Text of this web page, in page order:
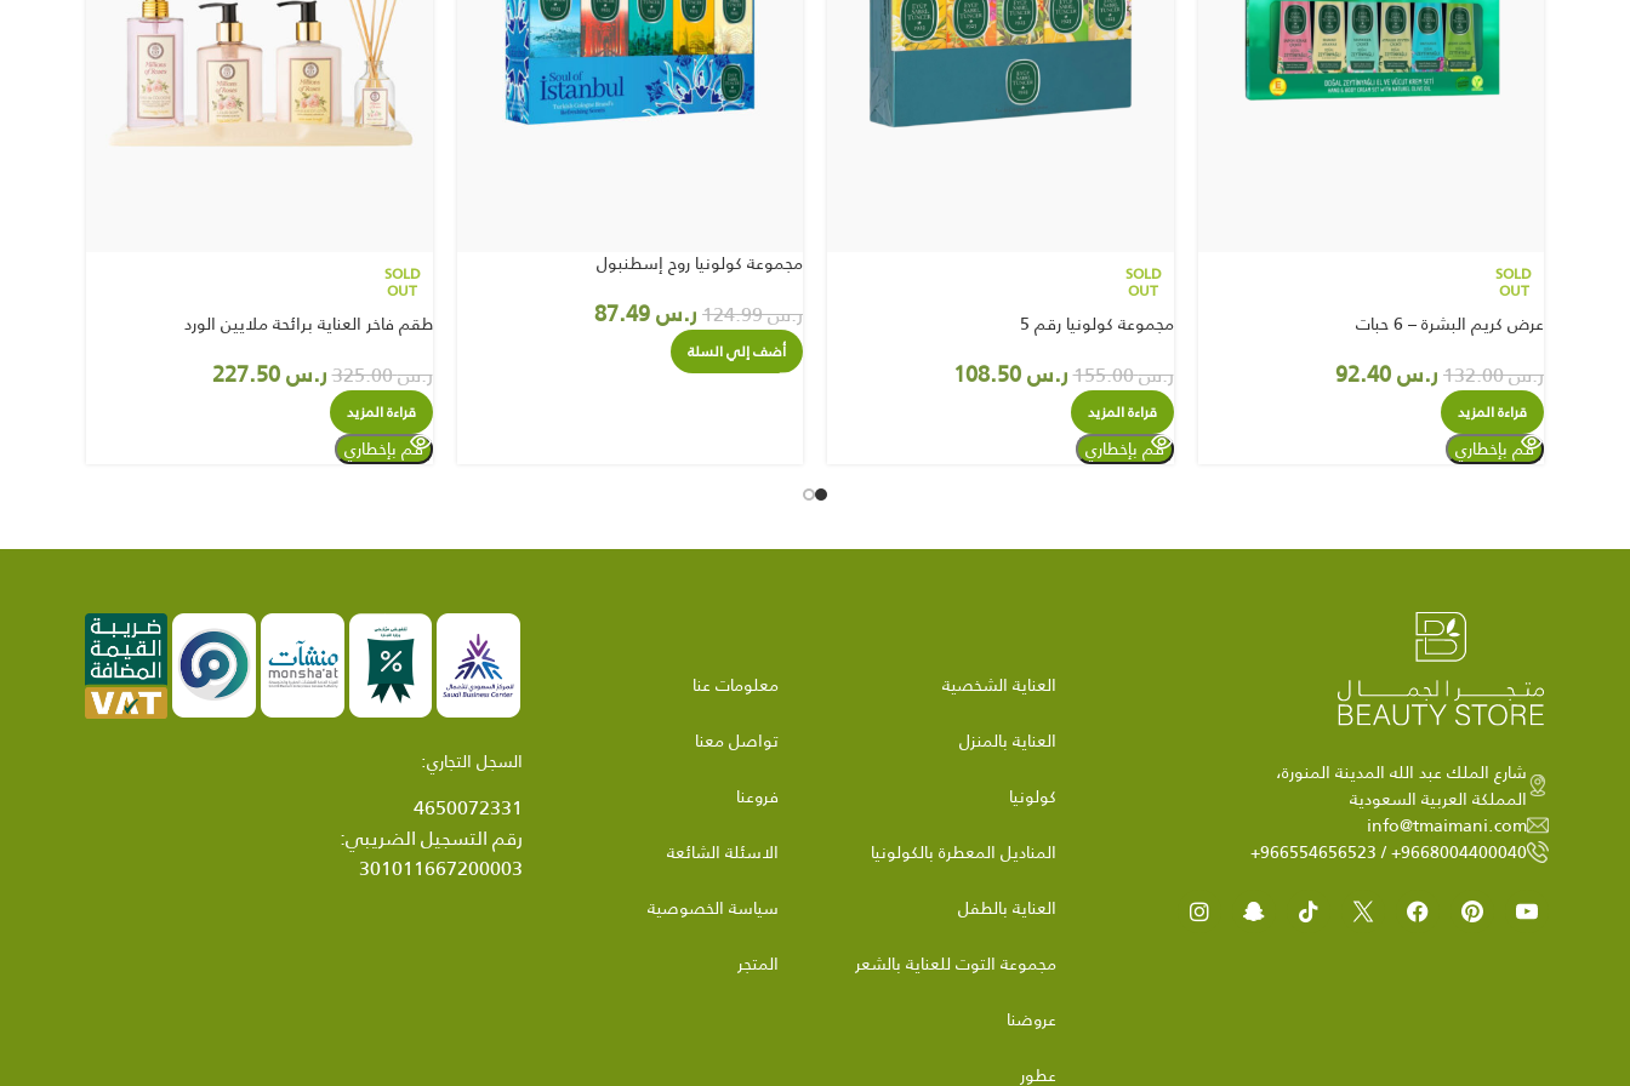
SOLD
OUT
عرض كريم البشرة – 6 حبات
ر.س132.00 ر.س
قراءة المزيد
SOLD
OUT
مجموعة كولونيا رقم 5
ر.س155.00 ر.س108.50
قراءة المزيد
مجموعة كولونيا روح إسطنبول
ر.س124.99 ر.س
أضف إلي السلة
SOLD
OUT
طقم فاخر العناية برائحة ملايين الورد
ر.س325.00 ر.س227.50
قراءة المزيد
شارع الملك عبد الله المدينة المنورة،
المملكة العربية السعودية
info@tmaimani.com
9668004400040+ / 966554656523+
العناية الشخصية
العناية بالمنزل
كولونيا
المناديل المعطرة بالكولونيا
العناية بالطفل
مجموعة التوت للعناية بالشعر
عروضنا
عطور
معلومات عنا
تواصل معنا
فروعنا
الاسئلة الشائعة
سياسة الخصوصية
المتجر
السجل التجاري:
4650072331
رقم التسجيل الضريبي:
301011667200003